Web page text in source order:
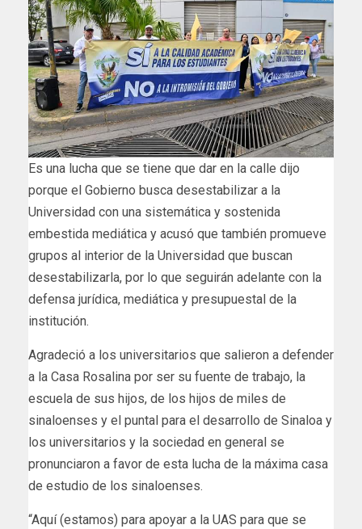
Es una lucha que se tiene que dar en la calle dijo
porque el Gobierno busca desestabilizar a la
Universidad con una sistemática y sostenida
embestida mediática y acusó que también promueve
grupos al interior de la Universidad que buscan
desestabilizarla, por lo que seguirán adelante con la
defensa jurídica, mediática y presupuestal de la
institución.
Agradeció a los universitarios que salieron a defender
a la Casa Rosalina por ser su fuente de trabajo, la
escuela de sus hijos, de los hijos de miles de
sinaloenses y el puntal para el desarrollo de Sinaloa y
los universitarios y la sociedad en general se
pronunciaron a favor de esta lucha de la máxima casa
de estudio de los sinaloenses.
“Aquí (estamos) para apoyar a la UAS para que se